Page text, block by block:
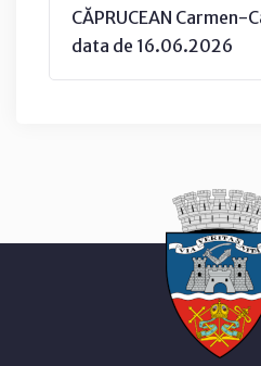
CĂPRUCEAN Carmen-
data de 16.06.2026